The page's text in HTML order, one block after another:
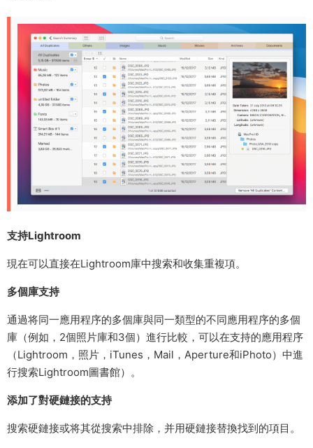
支持Lightroom
現在可以直接在Lightroom庫中搜索和收集重複項。
多個庫支持
通過将同一應用程序的多個庫與同一類型的不同應用程序的多個
庫（例如，2個照片庫和3個）進行比較，可以在支持的應用程序
（Lightroom，照片，iTunes，Mail，Aperture和iPhoto）中進
行搜索Lightroom圖書館）。
添加了對硬鏈接的支持
搜索硬鏈接或将其從搜索中排除，并用硬鏈接替換找到的項目。